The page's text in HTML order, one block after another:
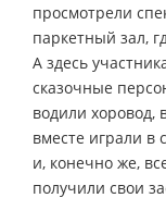
просмотрели
паркетный зал,
А здесь
сказочные
водили хоровод,
вместе играли в
и, конечно же,
получили свои